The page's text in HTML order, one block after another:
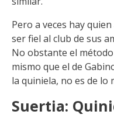
Pero a veces hay
ser fiel al club de sus
No obstante el
mismo que el de
la quiniela, no es de lo
Suertia: